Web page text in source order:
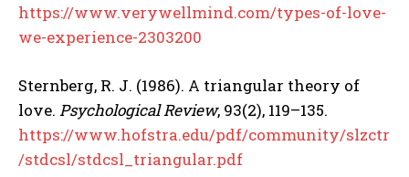
https://www.verywellmind.com/types-of-love-
we-experience-2303200
Sternberg, R. J. (1986). A triangular theory of
love. Psychological Review, 93(2), 119–135.
https://www.hofstra.edu/pdf/community/slzctr
/stdcsl/stdcsl_triangular.pdf